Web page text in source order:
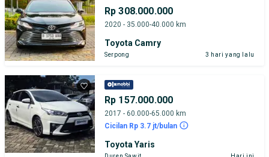
Rp 308.000.000
2020 - 35.000-40.000 km
Toyota Camry
Serpong 3 hari yang lalu
Rp 157.000.000
2017 - 60.000-65.000 km
Cicilan Rp 3.7 jt/bulan
Toyota Yaris